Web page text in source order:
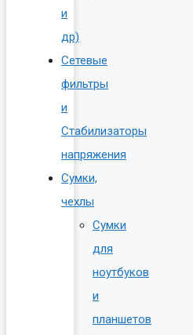
и
др)
Сетевые
фильтры
и
Стабилизаторы
напряжения
Сумки,
чехлы
Сумки
для
ноутбуков
и
планшетов